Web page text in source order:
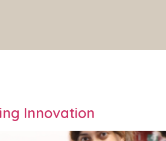
Innovation